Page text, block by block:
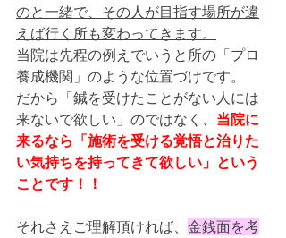
のと一緒で、その人が目指す場所が違
えば行く所も変わってきます。
当院は先程の例えでいうと所の「プロ
養成機関」のような位置づけです。
だから「鍼を受けたことがない人には
来ないで欲しい」のではなく、 当院に
来るなら「施術を受ける覚悟と治りた
い気持ちを持ってきて欲しい」という
ことです！！
それさえご理解頂ければ、 金銭面を考